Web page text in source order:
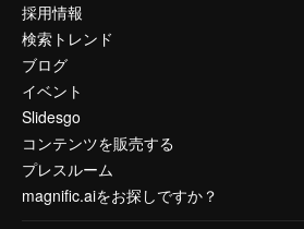
採用情報
検索トレンド
ブログ
イベント
Slidesgo
コンテンツを販売する
プレスルーム
magnific.aiをお探しですか？